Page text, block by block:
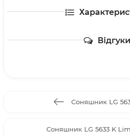
Відгуки
Соняшник LG
Соняшник LG 5633 K